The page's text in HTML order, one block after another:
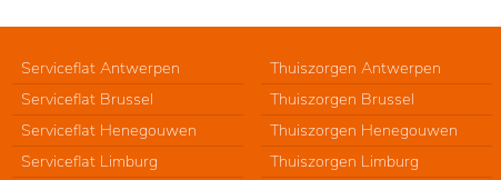
Serviceflat Antwerpen
Serviceflat Brussel
Serviceflat Henegouwen
Serviceflat Limburg
Thuiszorgen Antwerpen
Thuiszorgen Brussel
Thuiszorgen Henegouwen
Thuiszorgen Limburg